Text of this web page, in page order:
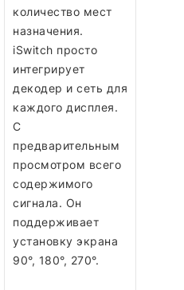
количество мест
назначения.
iSwitch просто
интегрирует
декодер и сеть для
каждого дисплея.
С
предварительным
просмотром всего
содержимого
сигнала. Он
поддерживает
установку экрана
90°, 180°, 270°.